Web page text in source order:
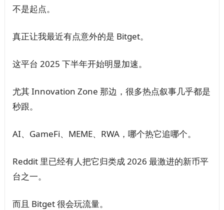
不是起点。
真正让我最近有点意外的是 Bitget。
这平台 2025 下半年开始明显加速。
尤其 Innovation Zone 那边，很多热点叙事几乎都是
秒跟。
AI、GameFi、MEME、RWA，哪个热它追哪个。
Reddit 里已经有人把它归类成 2026 最激进的新币平
台之一。
而且 Bitget 很会玩流量。